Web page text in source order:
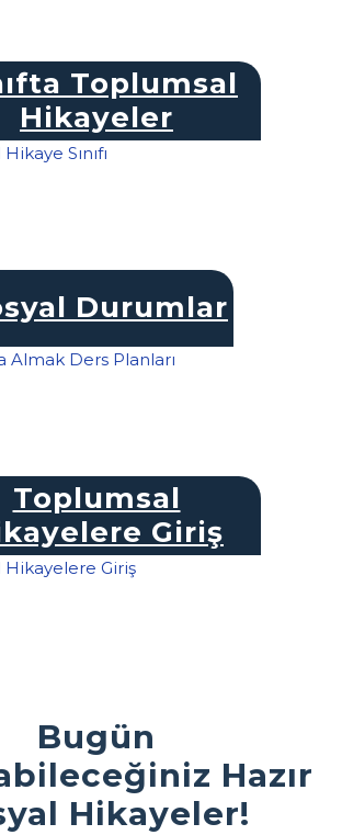
Toplumsal
Hikayeler
Durumlar
Toplumsal
Giriş
Bugün
Hazır
Hikayeler!